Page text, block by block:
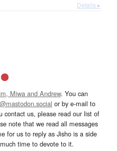
Details ▸
Miwa and Andrew. You can
or by e-mail to
contact us, please read our list of
note that we read all messages
for us to reply as Jisho is a side
time to devote to it.